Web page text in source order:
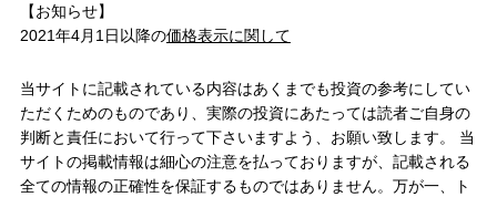
【お知らせ】
2021年4月1日以降の価格表示に関して
当サイトに記載されている内容はあくまでも投資の参考にしてい
ただくためのものであり、実際の投資にあたっては読者ご自身の
判断と責任において行って下さいますよう、お願い致します。 当
サイトの掲載情報は細心の注意を払っておりますが、記載される
全ての情報の正確性を保証するものではありません。万が一、ト